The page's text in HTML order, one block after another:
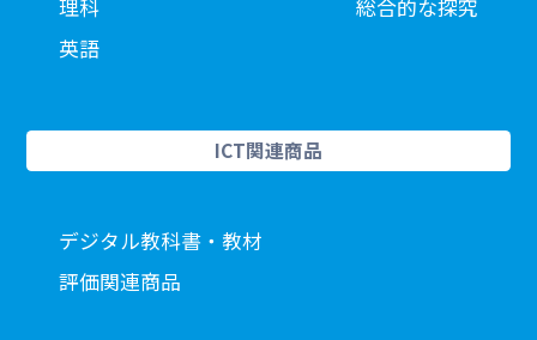
理科
英語
総合的な探究
ICT関連商品
デジタル教科書・教材
評価関連商品